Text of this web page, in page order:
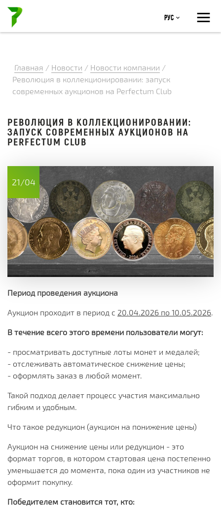
≡
Рус
Главная / Новости / Новости компании /
Революция в коллекционировании: запуск
современных аукционов на Perfectum Club
РЕВОЛЮЦИЯ В КОЛЛЕКЦИОНИРОВАНИИ:
ЗАПУСК СОВРЕМЕННЫХ АУКЦИОНОВ НА
PERFECTUM CLUB
21/04
Период проведения аукциона
Аукцион проходит в период с 20.04.2026 по 10.05.2026.
В течение всего этого времени пользователи могут:
- просматривать доступные лоты монет и медалей;
- отслеживать автоматическое снижение цены;
- оформлять заказ в любой момент.
Такой подход делает процесс участия максимально
гибким и удобным.
Что такое редукцион (аукцион на понижение цены)
Аукцион на снижение цены или редукцион - это
формат торгов, в котором стартовая цена постепенно
уменьшается до момента, пока один из участников не
оформит покупку.
Победителем становится тот, кто: